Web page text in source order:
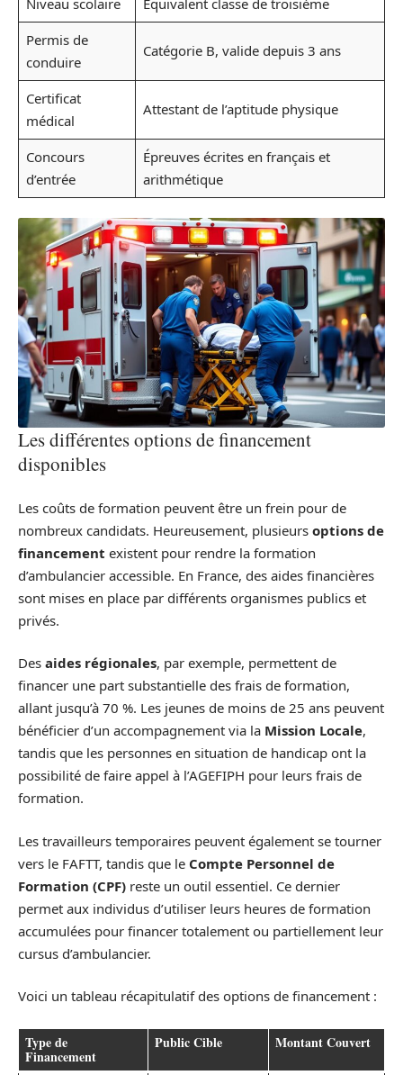
Permis de
conduire
Catégorie B, valide depuis 3 ans
Certificat
médical
Attestant de l’aptitude physique
Concours
d’entrée
Épreuves écrites en français et
arithmétique
Les différentes options de financement
disponibles
Les coûts de formation peuvent être un frein pour de
nombreux candidats. Heureusement, plusieurs options de
financement existent pour rendre la formation
d’ambulancier accessible. En France, des aides financières
sont mises en place par différents organismes publics et
privés.
Des aides régionales, par exemple, permettent de
financer une part substantielle des frais de formation,
allant jusqu’à 70 %. Les jeunes de moins de 25 ans peuvent
bénéficier d’un accompagnement via la Mission Locale,
tandis que les personnes en situation de handicap ont la
possibilité de faire appel à l’AGEFIPH pour leurs frais de
formation.
Les travailleurs temporaires peuvent également se tourner
vers le FAFTT, tandis que le Compte Personnel de
Formation (CPF) reste un outil essentiel. Ce dernier
permet aux individus d’utiliser leurs heures de formation
accumulées pour financer totalement ou partiellement leur
cursus d’ambulancier.
Voici un tableau récapitulatif des options de financement :
Type de
Financement
Public Cible Montant Couvert